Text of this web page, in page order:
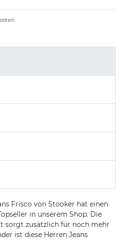
Frisco von Stooker hat einen
in unserem Shop. Die
sorgt zusätzlich für noch mehr
ist diese Herren Jeans